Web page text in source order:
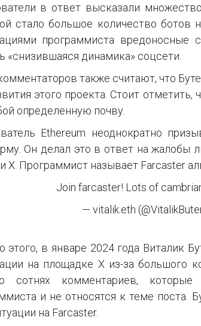
в ответ высказали
стало большое количество ботов
программиста
«снизившаяся динамика» соцсети.
также считают, что
этого проекта. Стоит
определенную почву.
Ethereum неоднократно
Он делал это в ответ на жалобы
X. Программист называет Farcaster
Join farcaster! Lots of
— vitalik.eth
этого, в январе 2024 года Виталик
на площадке X из-за большого
сотнях комментариев, которые
и не относятся к теме поста.
на Farcaster.